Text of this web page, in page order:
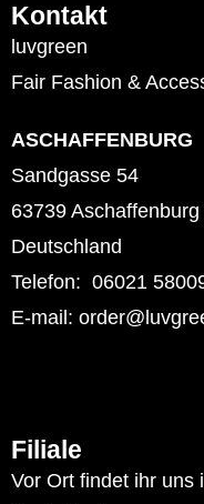
Kontakt
luvgreen
Fair Fashion &
ASCHAFFENBURG
Sandgasse 54
63739 Aschaffenburg
Deutschland
Telefon: 06021
E-mail:
Filiale
Vor Ort findet ihr uns